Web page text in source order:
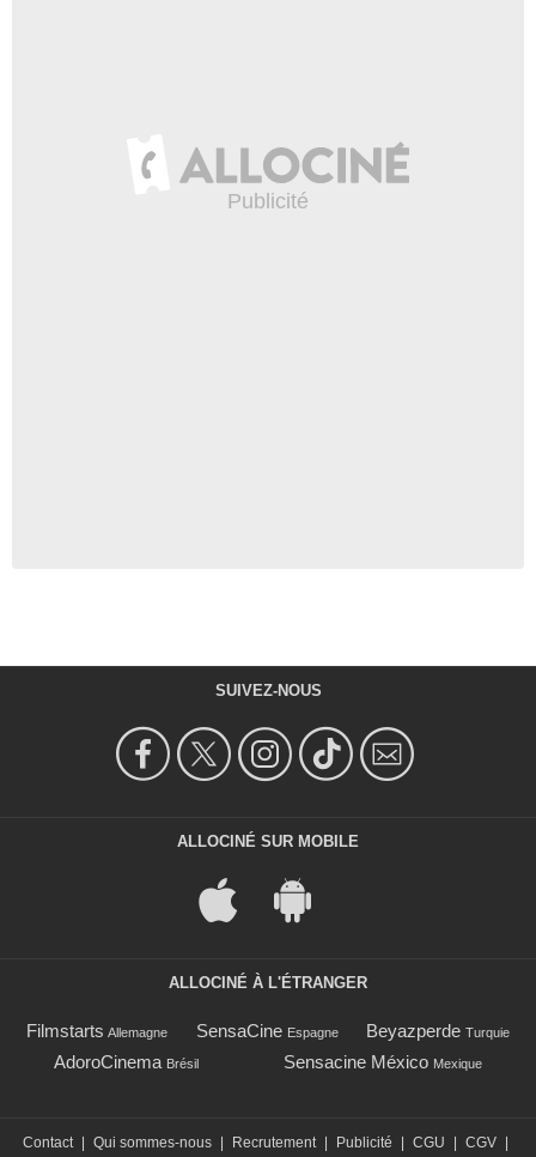
SUIVEZ-NOUS
ALLOCINÉ SUR MOBILE
ALLOCINÉ À L'ÉTRANGER
Filmstarts Allemagne SensaCine Espagne Beyazperde Turquie
AdoroCinema Brésil Sensacine México Mexique
Contact | Qui sommes-nous | Recrutement | Publicité | CGU | CGV |